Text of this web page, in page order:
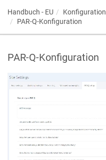
Handbuch - EU Konfiguration
PAR-Q-Konfiguration
PAR-Q-Konfiguration